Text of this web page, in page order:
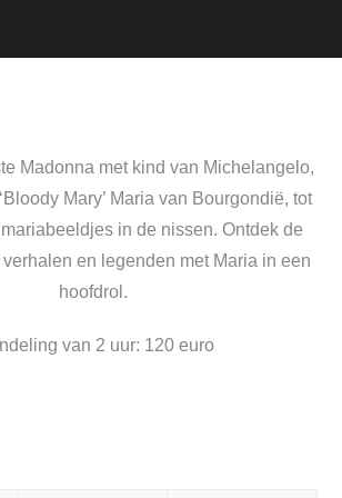
Madonna met kind van Michelangelo,
Mary’ Maria van Bourgondië, tot
in de nissen. Ontdek de
en legenden met Maria in een
hoofdrol.
van 2 uur: 120 euro